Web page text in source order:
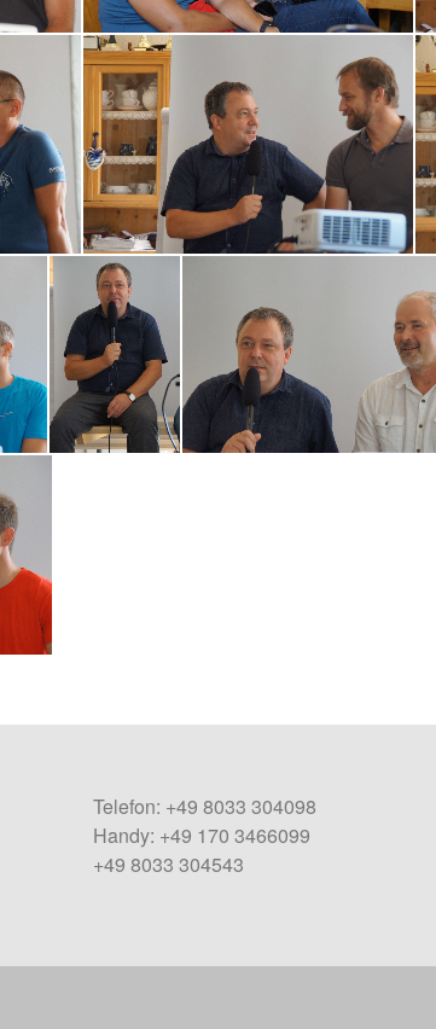
Telefon: +49 8033 304098
Handy: +49 170 3466099
+49 8033 304543